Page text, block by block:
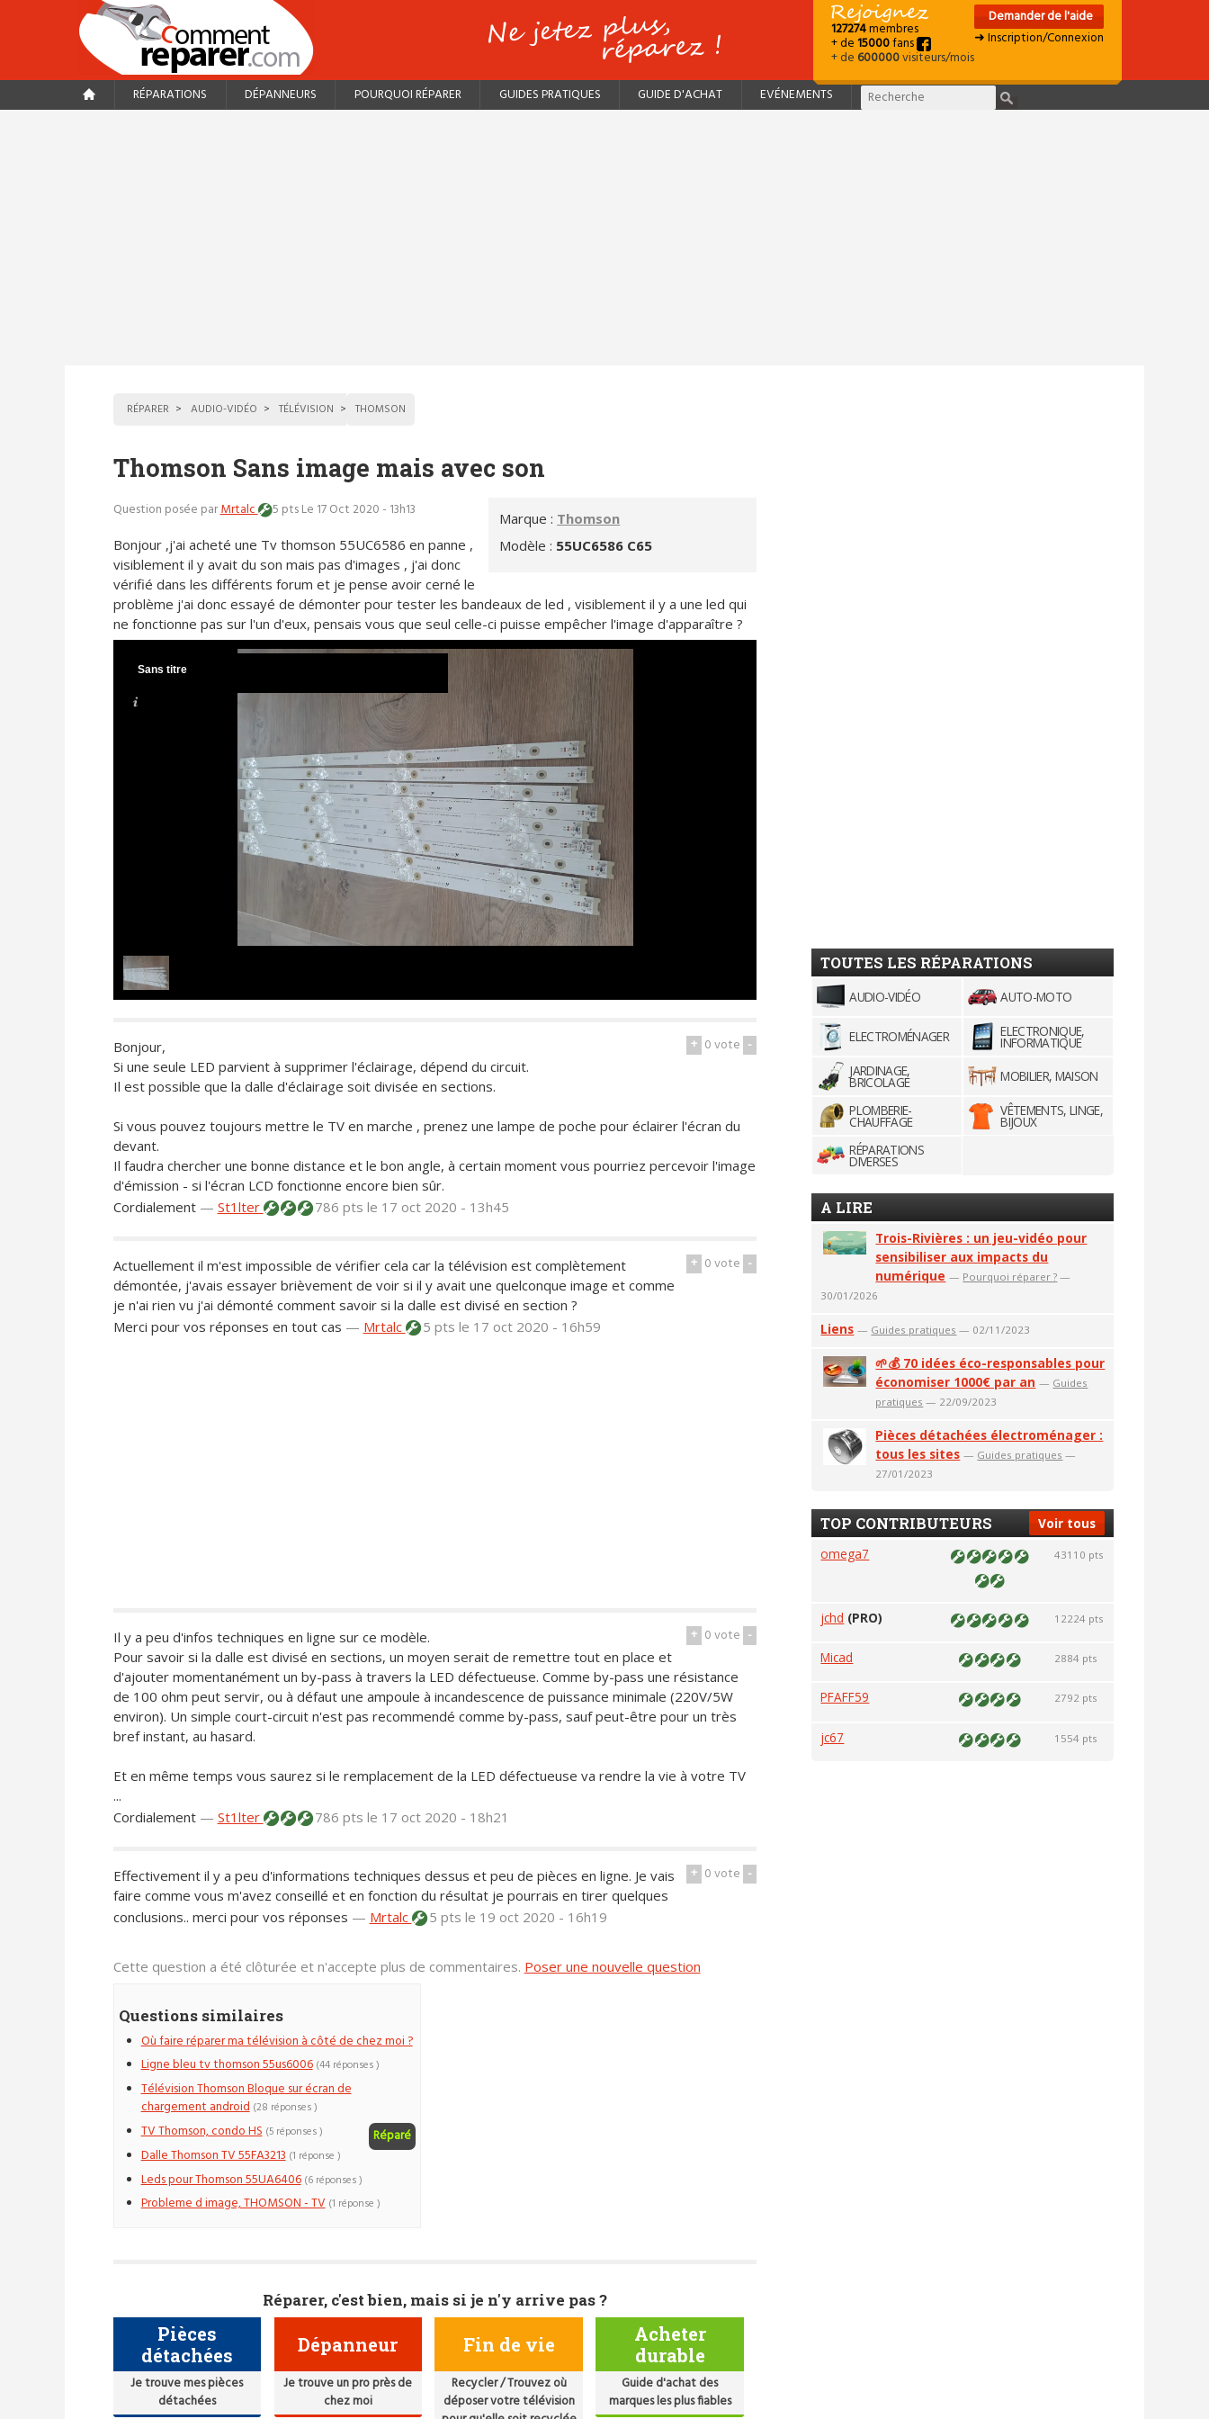
127274membres
+ de15000fans
+ de600000visiteurs/mois
Demander de l'aide
➜ Inscription/Connexion
RÉPARATIONS DÉPANNEURS POURQUOI RÉPARER GUIDES PRATIQUES GUIDE D'ACHAT EVÉNEMENTS
RÉPARER AUDIO-VIDÉO TÉLÉVISION THOMSON
Thomson Sans image mais avec son
Marque : Thomson
Modèle : 55UC6586 C65
Question posée parMrtalc 5 ptsLe 17 Oct 2020 - 13h13
Bonjour ,j'ai acheté une Tv thomson 55UC6586 en panne ,
visiblement il y avait du son mais pas d'images , j'ai donc
vérifié dans les différents forum et je pense avoir cerné le
problème j'ai donc essayé de démonter pour tester les bandeaux de led , visiblement il y a une led qui
ne fonctionne pas sur l'un d'eux, pensais vous que seul celle-ci puisse empêcher l'image d'apparaître ?
Sans titre
+ 0vote -
Bonjour,
Si une seule LED parvient à supprimer l'éclairage, dépend du circuit.
Il est possible que la dalle d'éclairage soit divisée en sections.
Si vous pouvez toujours mettre le TV en marche , prenez une lampe de poche pour éclairer l'écran du
devant.
Il faudra chercher une bonne distance et le bon angle, à certain moment vous pourriez percevoir l'image
d'émission - si l'écran LCD fonctionne encore bien sûr.
Cordialement — St1lter 786 pts le 17 oct 2020 - 13h45
+ 0vote -
Actuellement il m'est impossible de vérifier cela car la télévision est complètement
démontée, j'avais essayer brièvement de voir si il y avait une quelconque image et comme
je n'ai rien vu j'ai démonté comment savoir si la dalle est divisé en section ?
Merci pour vos réponses en tout cas — Mrtalc 5 pts le 17 oct 2020 - 16h59
+ 0vote -
Il y a peu d'infos techniques en ligne sur ce modèle.
Pour savoir si la dalle est divisé en sections, un moyen serait de remettre tout en place et
d'ajouter momentanément un by-pass à travers la LED défectueuse. Comme by-pass une résistance
de 100 ohm peut servir, ou à défaut une ampoule à incandescence de puissance minimale (220V/5W
environ). Un simple court-circuit n'est pas recommendé comme by-pass, sauf peut-être pour un très
bref instant, au hasard.
Et en même temps vous saurez si le remplacement de la LED défectueuse va rendre la vie à votre TV
...
Cordialement — St1lter 786 pts le 17 oct 2020 - 18h21
+ 0vote -
Effectivement il y a peu d'informations techniques dessus et peu de pièces en ligne. Je vais
faire comme vous m'avez conseillé et en fonction du résultat je pourrais en tirer quelques
conclusions.. merci pour vos réponses — Mrtalc 5 pts le 19 oct 2020 - 16h19
Cette question a été clôturée et n'accepte plus de commentaires. Poser une nouvelle question
Questions similaires
Où faire réparer ma télévision à côté de chez moi ?
Ligne bleu tv thomson 55us6006 (44 réponses )
Télévision Thomson Bloque sur écran de
chargement android (28 réponses )
TV Thomson, condo HS Réparé
(5 réponses )
Dalle Thomson TV 55FA3213 (1 réponse )
Leds pour Thomson 55UA6406 (6 réponses )
Probleme d image, THOMSON - TV (1 réponse )
Réparer, c'est bien, mais si je n'y arrive pas ?
Pièces
détachées
Je trouve mes pièces
détachées
Dépanneur
Je trouve un pro près de
chez moi
Fin de vie
Recycler / Trouvez où
déposer votre télévision
Acheter
durable
Guide d'achat des
marques les plus fiables
TOUTES LES RÉPARATIONS
AUDIO-VIDÉO AUTO-MOTO
ELECTROMÉNAGER ELECTRONIQUE,
INFORMATIQUE
JARDINAGE,
BRICOLAGE
MOBILIER, MAISON
PLOMBERIE-
CHAUFFAGE
VÊTEMENTS, LINGE,
BIJOUX
RÉPARATIONS
DIVERSES
A LIRE
Trois-Rivières : un jeu-vidéo pour
sensibiliser aux impacts du
numérique — Pourquoi réparer ? —
30/01/2026
Liens — Guides pratiques — 02/11/2023
🌱💰 70 idées éco-responsables pour
économiser 1000€ par an — Guides
pratiques — 22/09/2023
Pièces détachées électroménager :
tous les sites — Guides pratiques —
27/01/2023
Voir tous
TOP CONTRIBUTEURS
omega7 43110 pts
jchd (PRO) 12224 pts
Micad 2884 pts
PFAFF59 2792 pts
jc67 1554 pts